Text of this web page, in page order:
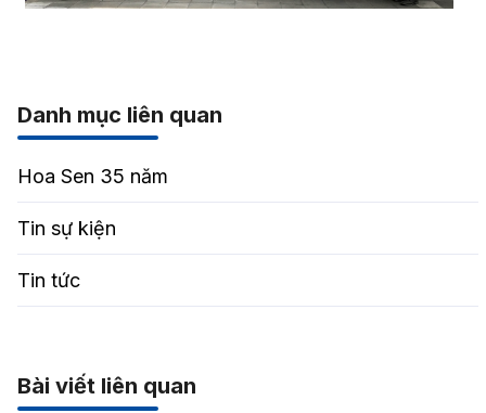
Danh mục liên quan
Hoa Sen 35 năm
Tin sự kiện
Tin tức
Bài viết liên quan